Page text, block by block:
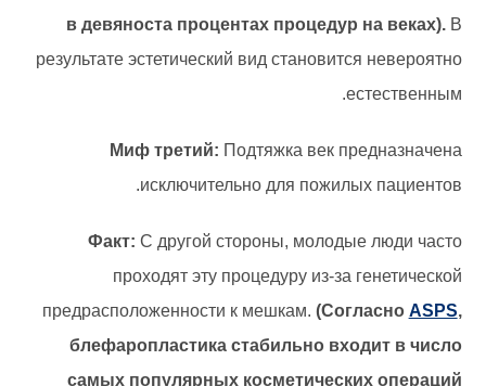
в девяноста процентах процедур на веках).
результате эстетический вид становится невероятно
естественным.
Миф третий:Подтяжка век предназначена
исключительно для пожилых пациентов.
Факт: С другой стороны, молодые люди часто
проходят эту процедуру из-за генетической
предрасположенности к мешкам.(СогласноASPS
блефаропластика стабильно входит в число
самых популярных косметических операций